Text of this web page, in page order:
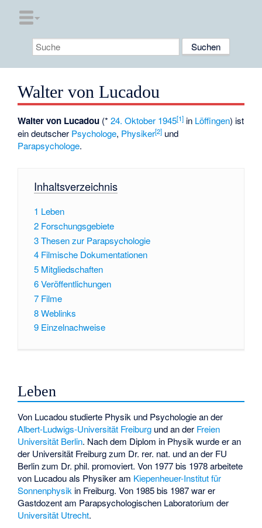
Walter von Lucadou
Walter von Lucadou (*24. Oktober 1945[1] in Löffingen) ist
ein deutscher Psychologe, Physiker[2] und
Parapsychologe.
Inhaltsverzeichnis
1 Leben
2 Forschungsgebiete
3Thesen zur Parapsychologie
4 Filmische Dokumentationen
5 Mitgliedschaften
6Veröffentlichungen
7 Filme
8Weblinks
9 Einzelnachweise
Leben
Von Lucadou studierte Physik und Psychologie an der
Albert-Ludwigs-Universität Freiburg und an der Freien
Universität Berlin. Nach dem Diplom in Physik wurde er an
der Universität Freiburg zum Dr. rer. nat. und an der FU
Berlin zum Dr. phil. promoviert. Von 1977 bis 1978 arbeitete
von Lucadou als Physiker am Kiepenheuer-Institut für
Sonnenphysik in Freiburg. Von 1985 bis 1987 war er
Gastdozent am Parapsychologischen Laboratorium der
Universität Utrecht.